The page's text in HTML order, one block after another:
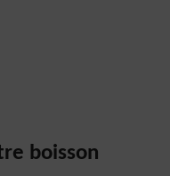
boisson